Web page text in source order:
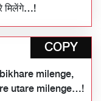
मिलेंगे…!
COPY
milenge,
utare milenge…!